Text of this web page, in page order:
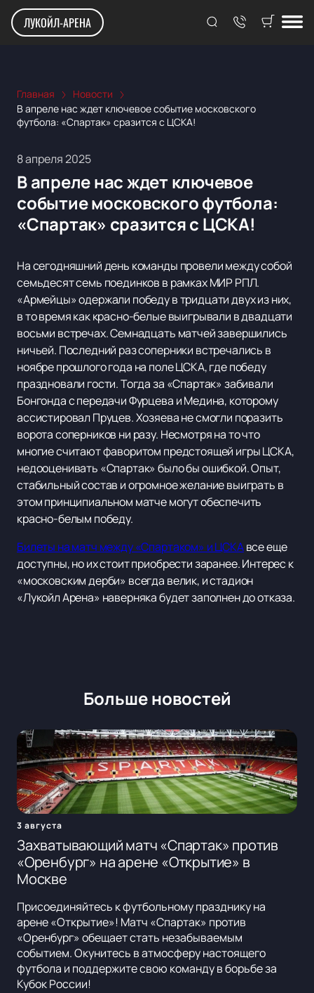
ЛУКОЙЛ-АРЕНА
Главная
Новости
В апреле нас ждет ключевое событие московского
футбола: «Спартак» сразится с ЦСКА!
8 апреля 2025
В апреле нас ждет ключевое
событие московского футбола:
«Спартак» сразится с ЦСКА!
На сегодняшний день команды провели между собой
семьдесят семь поединков в рамках МИР РПЛ.
«Армейцы» одержали победу в тридцати двух из них,
в то время как красно-белые выигрывали в двадцати
восьми встречах. Семнадцать матчей завершились
ничьей. Последний раз соперники встречались в
ноябре прошлого года на поле ЦСКА, где победу
праздновали гости. Тогда за «Спартак» забивали
Бонгонда с передачи Фурцева и Медина, которому
ассистировал Пруцев. Хозяева не смогли поразить
ворота соперников ни разу. Несмотря на то что
многие считают фаворитом предстоящей игры ЦСКА,
недооценивать «Спартак» было бы ошибкой. Опыт,
стабильный состав и огромное желание выиграть в
этом принципиальном матче могут обеспечить
красно-белым победу.
Билеты на матч между «Спартаком» и ЦСКАвсе еще
доступны, но их стоит приобрести заранее. Интерес к
«московским дерби» всегда велик, и стадион
«Лукойл Арена» наверняка будет заполнен до отказа.
Больше новостей
3 августа
Захватывающий матч «Спартак» против
«Оренбург» на арене «Открытие» в
Москве
Присоединяйтесь к футбольному празднику на
арене «Открытие»! Матч «Спартак» против
«Оренбург» обещает стать незабываемым
событием. Окунитесь в атмосферу настоящего
футбола и поддержите свою команду в борьбе за
Кубок России!